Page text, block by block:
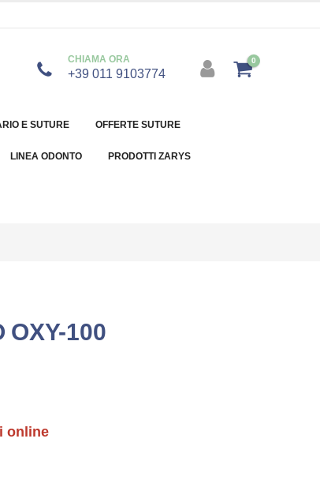
CHIAMA ORA
+39 011 9103774
0
E SUTURE OFFERTE SUTURE
LINEA ODONTO PRODOTTI ZARYS
OXY-100
online